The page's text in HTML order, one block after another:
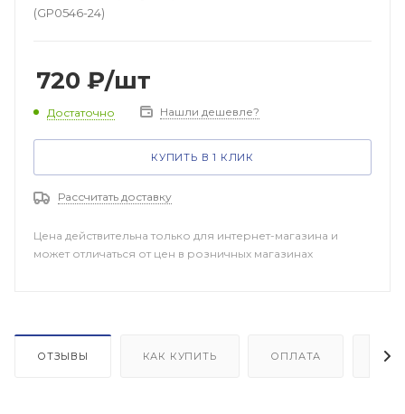
(GP0546-24)
720 ₽/шт
Достаточно Нашли дешевле?
КУПИТЬ В 1 КЛИК
Рассчитать доставку
Цена действительна только для интернет-магазина и
может отличаться от цен в розничных магазинах
ОТЗЫВЫ КАК КУПИТЬ ОПЛАТА